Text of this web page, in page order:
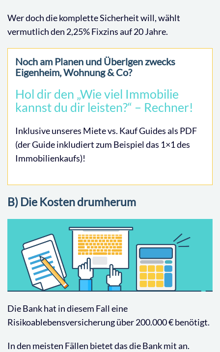
Wer doch die komplette Sicherheit will, wählt
vermutlich den 2,25% Fixzins auf 20 Jahre.
Noch am Planen und Überlgen zwecks
Eigenheim, Wohnung & Co?
Hol dir den „Wie viel Immobilie
kannst du dir leisten?“ – Rechner!
Inklusive unseres Miete vs. Kauf Guides als PDF
(der Guide inkludiert zum Beispiel das 1×1 des
Immobilienkaufs)!
B) Die Kosten drumherum
Die Bank hat in diesem Fall eine
Risikoablebensversicherung über 200.000 € benötigt.
In den meisten Fällen bietet das die Bank mit an.